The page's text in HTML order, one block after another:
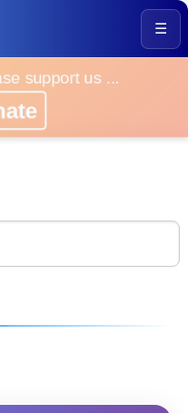
☰
support us ...